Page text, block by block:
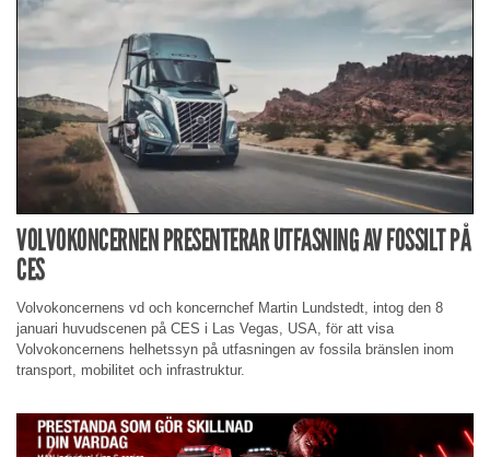
VOLVOKONCERNEN PRESENTERAR UTFASNING AV FOSSILT PÅ
CES
Volvokoncernens vd och koncernchef Martin Lundstedt, intog den 8
januari huvudscenen på CES i Las Vegas, USA, för att visa
Volvokoncernens helhetssyn på utfasningen av fossila bränslen inom
transport, mobilitet och infrastruktur.